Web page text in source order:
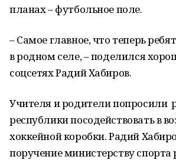
планах – футбольное поле.
– Самое главное, что теперь
в родном селе, – поделился
соцсетях Радий Хабиров.
Учителя и родители попросили
республики посодействовать в
хоккейной коробки. Радий
поручение министерству спорта